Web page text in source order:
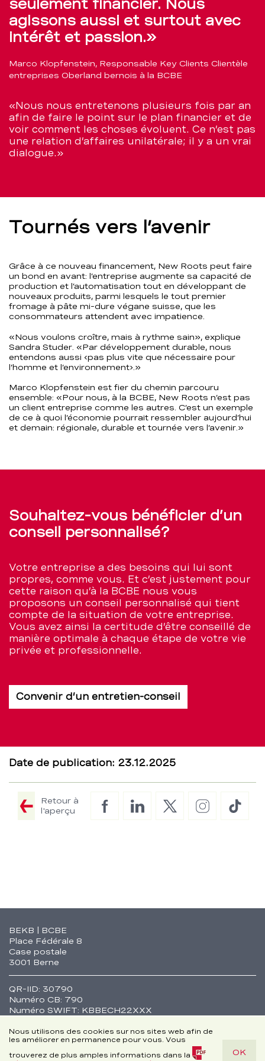
Cookie
Nous utilisons des cookies sur nos sites web afin de
les améliorer en permanence pour vous. Vous
trouverez de plus amples informations dans la
OK
seulement financier. Nous
agissons aussi et surtout avec
intérêt et passion.»
Marco Klopfenstein, Responsable Key Clients Clientèle
entreprises Oberland bernois à la BCBE
«Nous nous entretenons plusieurs fois par an
afin de faire le point sur le plan financier et de
voir comment les choses évoluent. Ce n’est pas
une relation d’affaires unilatérale; il y a un vrai
dialogue.»
Tournés vers l’avenir
Grâce à ce nouveau financement, New Roots peut faire
un bond en avant: l’entreprise augmente sa capacité de
production et l’automatisation tout en développant de
nouveaux produits, parmi lesquels le tout premier
fromage à pâte mi-dure végane suisse, que les
consommateurs attendent avec impatience.
«Nous voulons croître, mais à rythme sain», explique
Sandra Studer. «Par développement durable, nous
entendons aussi ‹pas plus vite que nécessaire pour
l’homme et l’environnement›.»
Marco Klopfenstein est fier du chemin parcouru
ensemble: «Pour nous, à la BCBE, New Roots n’est pas
un client entreprise comme les autres. C’est un exemple
de ce à quoi l’économie pourrait ressembler aujourd’hui
et demain: régionale, durable et tournée vers l’avenir.»
Souhaitez-vous bénéficier d’un
conseil personnalisé?
Votre entreprise a des besoins qui lui sont
propres, comme vous. Et c’est justement pour
cette raison qu’à la BCBE nous vous
proposons un conseil personnalisé qui tient
compte de la situation de votre entreprise.
Vous avez ainsi la certitude d’être conseillé de
manière optimale à chaque étape de votre vie
privée et professionnelle.
Convenir d’un entretien-conseil
Date de publication: 23.12.2025
Retour à
l'aperçu
FacebookLinkedInTwitterInstagram
Fusszeile
BEKB | BCBE
Place Fédérale 8
Case postale
3001 Berne
QR-IID: 30790
Numéro CB: 790
Numéro SWIFT: KBBECH22XXX
Postes vacants
Médias